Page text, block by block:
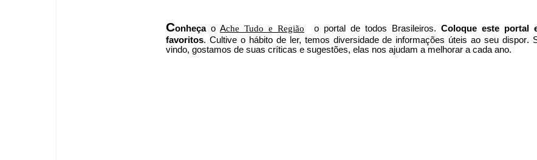
Conheçao Ache Tudo e Região o portal de todos Brasileiros. Coloque este portal
favoritos. Cultive o hábito de ler, temos diversidade de informações úteis ao seu dispor.
vindo, gostamos de suas críticas e sugestões, elas nos ajudam a melhorar a cada ano.